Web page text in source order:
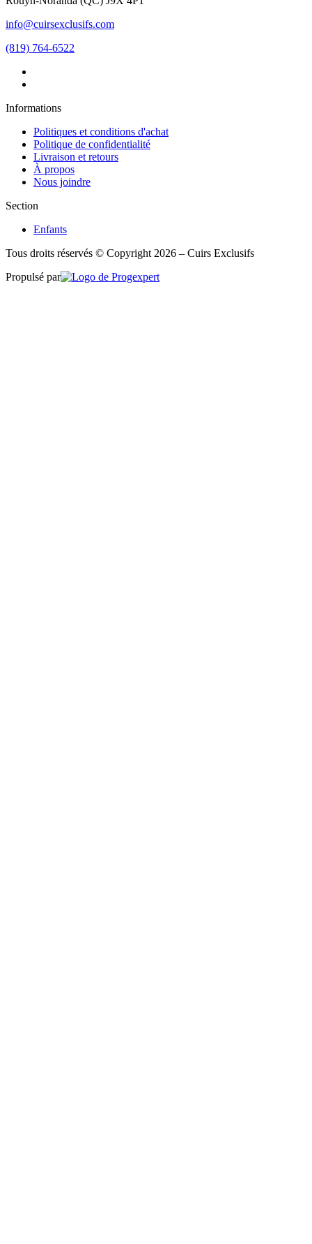
info@cuirsexclusifs.com
(819) 764-6522
Informations
Politiques et conditions d'achat
Politique de confidentialité
Livraison et retours
À propos
Nous joindre
Section
Enfants
Tous droits réservés © Copyright 2026 – Cuirs Exclusifs
Propulsé par